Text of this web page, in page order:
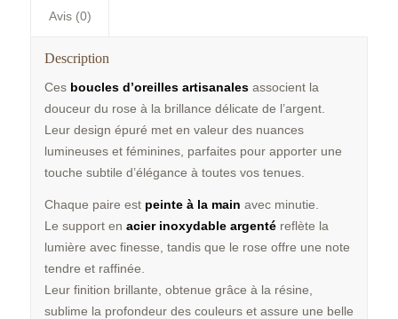
Avis (0)
Description
Ces boucles d’oreilles artisanalesassocient la
douceur du rose à la brillance délicate de l’argent.
Leur design épuré met en valeur des nuances
lumineuses et féminines, parfaites pour apporter une
touche subtile d’élégance à toutes vos tenues.
Chaque paire est peinte à la main avec minutie.
Le support en acier inoxydable argentéreflète la
lumière avec finesse, tandis que le rose offre une note
tendre et raffinée.
Leur finition brillante, obtenue grâce à la résine,
sublime la profondeur des couleurs et assure une belle